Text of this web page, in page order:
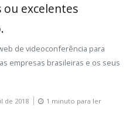
excelentes
de videoconferência para
empresas brasileiras e os seus
de 2018 1 minuto para ler